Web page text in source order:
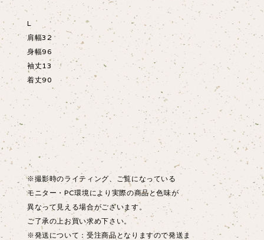
L
肩幅32
身幅96
袖丈13
着丈90
※撮影時のライティング、ご覧になっている
モニター・PC環境により実際の商品と色味が
異なって見える場合がございます。
ご了承の上お買い求め下さい。
※発送について：受注商品となりますので発送ま